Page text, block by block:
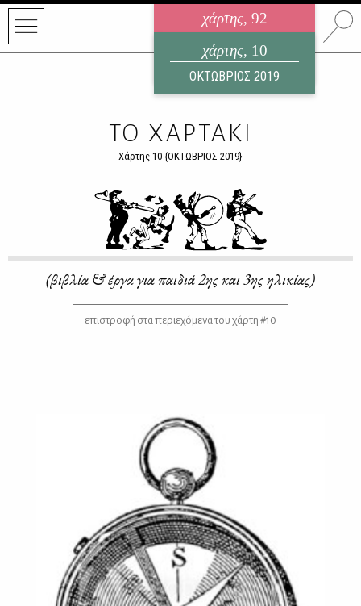
χάρτης, 92
ηλεκτρονικό περιοδικό
ΑΥΓΟΥΣΤΟΣ 2026
χάρτης, 10
ΟΚΤΩΒΡΙΟΣ 2019
ΤΟ ΧΑΡΤΑΚΙ
Χάρτης 10 {ΟΚΤΩΒΡΙΟΣ 2019}
(βιβλία & έργα για παιδιά 2ης και 3ης ηλικίας)
επιστροφή στα περιεχόμενα του χάρτη #10